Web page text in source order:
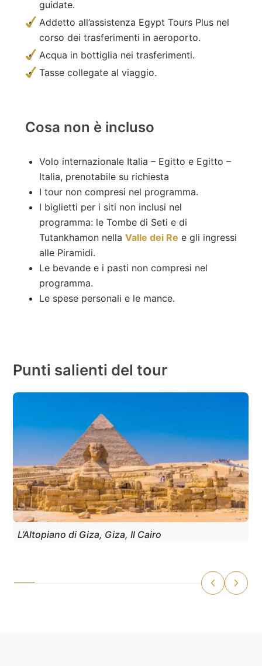
guidate.
Addetto all’assistenza Egypt Tours Plus nel
corso dei trasferimenti in aeroporto.
Acqua in bottiglia nei trasferimenti.
Tasse collegate al viaggio.
Cosa non è incluso
Volo internazionale Italia – Egitto e Egitto –
Italia, prenotabile su richiesta
I tour non compresi nel programma.
I biglietti per i siti non inclusi nel
programma: le Tombe di Seti e di
Tutankhamon nella Valle dei Re e gli ingressi
alle Piramidi.
Le bevande e i pasti non compresi nel
programma.
Le spese personali e le mance.
Punti salienti del tour
L’Altopiano di Giza, Giza, Il Cairo